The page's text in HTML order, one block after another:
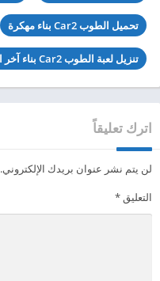
تحميل الطوب Car2 بناء مهكرة
تنزيل لعبة الطوب Car2 بناء آخر اصدار
اترك تعليقاً
لن يتم نشر عنوان بريدك الإلكتروني.
التعليق*